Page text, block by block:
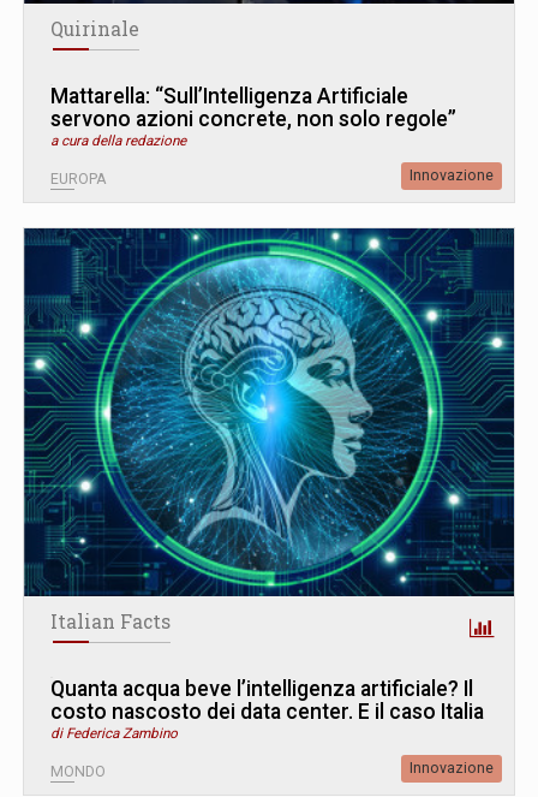
Quirinale
Mattarella: “Sull’Intelligenza Artificiale
servono azioni concrete, non solo regole”
a cura della redazione
EUROPA Innovazione
Italian Facts
Quanta acqua beve l’intelligenza artificiale? Il
costo nascosto dei data center. E il caso Italia
di Federica Zambino
MONDO Innovazione